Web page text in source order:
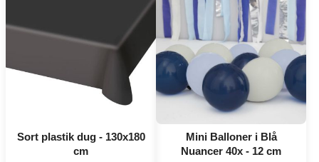
Sort plastik dug - 130x180
cm
Mini Balloner i Blå
Nuancer 40x - 12 cm